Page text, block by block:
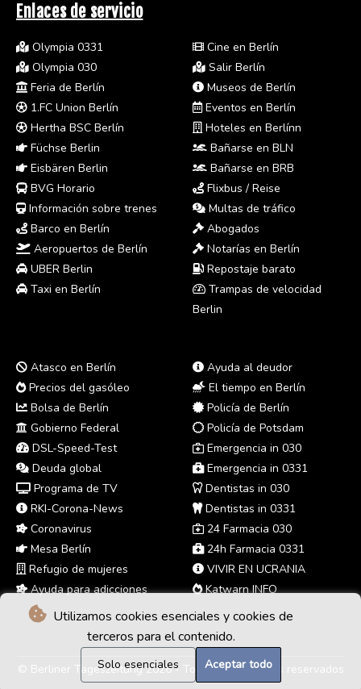
Utilizamos cookies esenciales y cookies de
terceros para el contenido.
Solo esenciales Aceptar todo
Enlaces de servicio
Olympia 0331
Olympia 030
Feria de Berlín
1.FC Union Berlín
Hertha BSC Berlín
Füchse Berlin
Eisbären Berlin
BVG Horario
Información sobre trenes
Barco en Berlín
Aeropuertos de Berlín
UBER Berlin
Taxi en Berlín
Cine en Berlín
Salir Berlín
Museos de Berlín
Eventos en Berlín
Hoteles en Berlínn
Bañarse en BLN
Bañarse en BRB
Flixbus / Reise
Multas de tráfico
Abogados
Notarías en Berlín
Repostaje barato
Trampas de velocidad
Berlin
Atasco en Berlín
Precios del gasóleo
Bolsa de Berlín
Gobierno Federal
DSL-Speed-Test
Deuda global
Programa de TV
RKI-Corona-News
Coronavirus
Mesa Berlín
Refugio de mujeres
Ayuda para adicciones
Ayuda al deudor
El tiempo en Berlín
Policía de Berlín
Policía de Potsdam
Emergencia in 030
Emergencia in 0331
Dentistas in 030
Dentistas in 0331
24 Farmacia 030
24h Farmacia 0331
VIVIR EN UCRANIA
Katwarn INFO
© Berliner Tageszeitung 2026 - Todos los derechos reservados